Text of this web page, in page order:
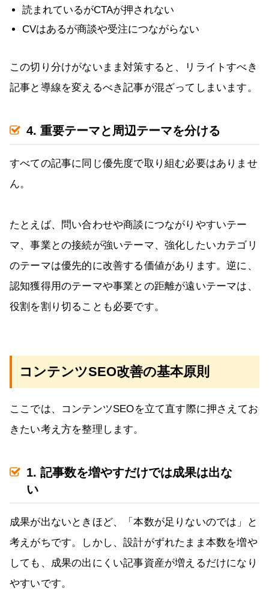
読まれているがCTAが押されない
CVはあるが商談や受注につながらない
この切り分けがないまま対策すると、リライトすべき
記事と導線を変えるべき記事が混ざってしまいます。
4. 重要テーマと周辺テーマを分ける
すべての記事に同じ優先度で取り組む必要はありませ
ん。
たとえば、問い合わせや商談につながりやすいテー
マ、事業との接続が強いテーマ、強化したいカテゴリ
のテーマは優先的に改善する価値があります。逆に、
認知獲得用のテーマや事業との距離が遠いテーマは、
役割を割り切ることも必要です。
コンテンツSEO改善の基本原則
ここでは、コンテンツSEOを立て直す際に押さえてお
きたい考え方を整理します。
1. 記事数を増やすだけでは成果は出な
い
成果が出ないときほど、「本数が足りないのでは」と
考えがちです。しかし、設計がずれたまま本数を増や
しても、成果の出にくい記事資産が増えるだけになり
やすいです。